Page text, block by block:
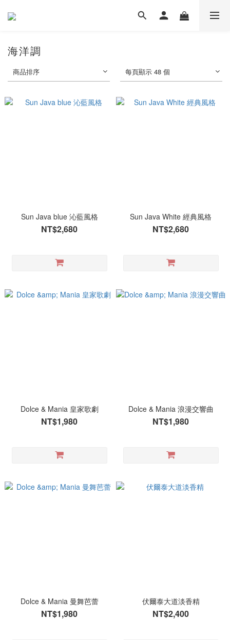
海洋調
商品排序 每頁顯示 48 個
Sun Java blue 沁藍風格
NT$2,680
Sun Java White 經典風格
NT$2,680
Dolce & Mania 皇家歌劇
NT$1,980
Dolce & Mania 浪漫交響曲
NT$1,980
Dolce & Mania 曼舞芭蕾
NT$1,980
伏爾泰大道淡香精
NT$2,400